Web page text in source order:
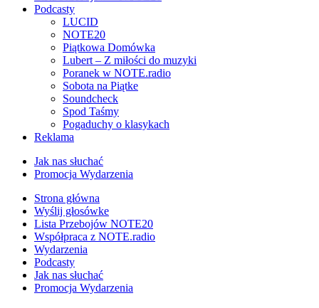
Podcasty
LUCID
NOTE20
Piątkowa Domówka
Lubert – Z miłości do muzyki
Poranek w NOTE.radio
Sobota na Piątke
Soundcheck
Spod Taśmy
Pogaduchy o klasykach
Reklama
Jak nas słuchać
Promocja Wydarzenia
Strona główna
Wyślij głosówke
Lista Przebojów NOTE20
Współpraca z NOTE.radio
Wydarzenia
Podcasty
Jak nas słuchać
Promocja Wydarzenia